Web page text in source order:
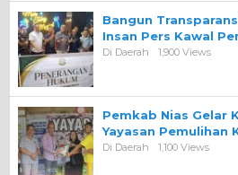
Bangun
Insan Pers Kawal
Di Daerah 1,900 Views
Pemkab Nias Gelar
Yayasan Pemulihan
Di Daerah 1,100 Views